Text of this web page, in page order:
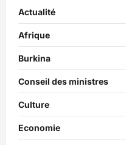
Actualité
Afrique
Burkina
Conseil des ministres
Culture
Economie